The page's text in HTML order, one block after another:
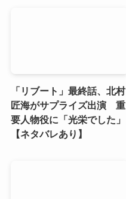
「リブート」最終話、北村
匠海がサプライズ出演 重
要人物役に「光栄でした」
【ネタバレあり】